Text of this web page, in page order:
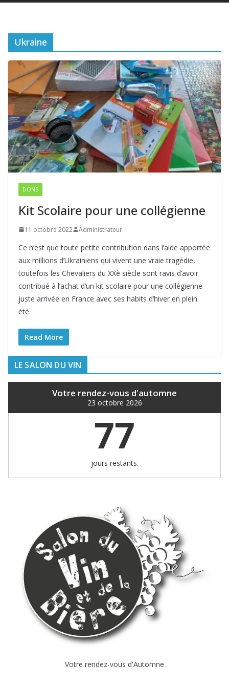
Ukraine
DONS
Kit Scolaire pour une collégienne
11 octobre 2022 Administrateur
Ce n’est que toute petite contribution dans l’aide apportée
aux millions d’Ukrainiens qui vivent une vraie tragédie,
toutefois les Chevaliers du XXè siècle sont ravis d’avoir
contribué à l’achat d’un kit scolaire pour une collégienne
juste arrivée en France avec ses habits d’hiver en plein
été.
Read More
LE SALON DU VIN
Votre rendez-vous d'automne
23 octobre 2026
77
jours restants.
Votre rendez-vous d'Automne